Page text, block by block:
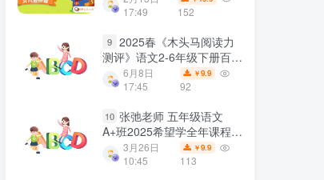
17:49
152
9 2025春《木头马阅读力
测评》语文2-6年级下册百度
网盘下载
6月8日
17:45
￥9.9
92
10 张弛老师 五年级语文
A+班2025希望学全年课程
上下册网课视频 夸克网盘下
载
3月26日
10:45
￥9.9
113